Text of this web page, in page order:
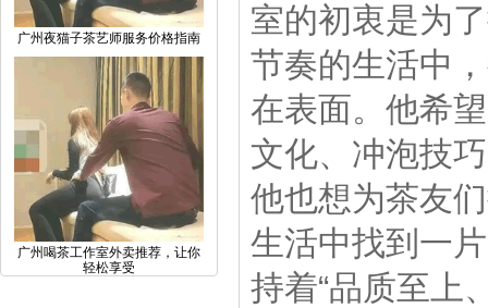
广州夜猫子茶艺师服务价格指南
广州喝茶工作室外卖推荐，让你
轻松享受
室的初衷是为
节奏的生活中
在表面。他希
文化、冲泡技
他也想为茶友
生活中找到一
持着“品质至上